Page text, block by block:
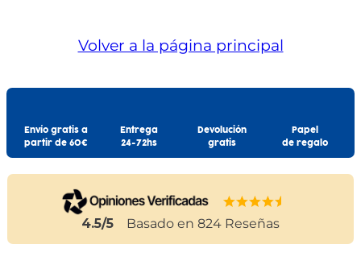
Volver a la página principal
Envío gratis a
partir de 60€
Entrega
24-72hs
Devolución
gratis
Papel
de regalo
4.5/5 Basado en 824 Reseñas